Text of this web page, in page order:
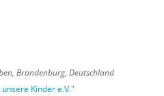
Brandenburg, Deutschland
Kinder e.V."